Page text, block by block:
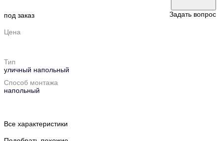
под заказ Задать вопрос
Цена
Тип
уличный напольный
Способ монтажа
напольный
Все характеристики